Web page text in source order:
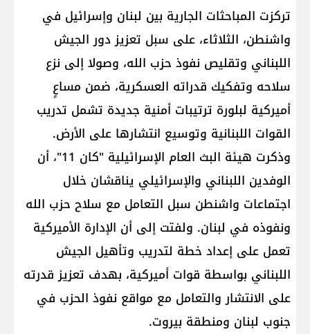
تركزت المباحثات الجارية بين ​لبنان​ و​إسرائيل​ في ​
واشنطن​، الثلاثاء، على سبل تعزيز دور الجيش
اللبناني وتقليص نفوذ ​حزب الله​، وصولا إلى نزع
سلاحه وتفكيك قدراته العسكرية، ضمن مساعٍ
أميركية لبلورة ترتيبات أمنية جديدة تشمل تدريب
القوات اللبنانية وتوسيع انتشارها على الأرض.
وذكرت هيئة البث العام الإسرائيلية "كان 11"، أن
الوفدين اللبناني والإسرائيلي يناقشان خلال
اجتماعات واشنطن سبل التعامل مع سلاح حزب الله
ونفوذه في لبنان. ولفتت إلى أن الإدارة الأميركية
تعمل على إعداد خطة لتدريب وتأهيل الجيش
اللبناني بواسطة قوات أميركية، بهدف تعزيز قدرته
على الانتشار والتعامل مع مواقع نفوذ الحزب في
جنوب لبنان ومنطقة بيروت.